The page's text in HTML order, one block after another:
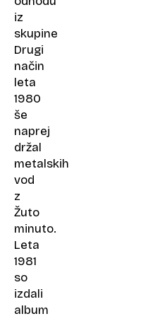
iz
skupine
Drugi
način
leta
1980
še
naprej
držal
metalskih
vod
z
Žuto
minuto.
Leta
1981
so
izdali
album